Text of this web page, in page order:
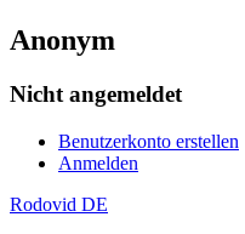
Anonym
Nicht angemeldet
Benutzerkonto erstellen
Anmelden
Rodovid DE